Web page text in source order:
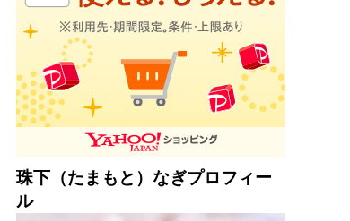
珠下（たまもと）なぎプロフィー
ル